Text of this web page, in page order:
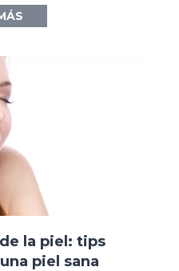
la piel: tips
piel sana